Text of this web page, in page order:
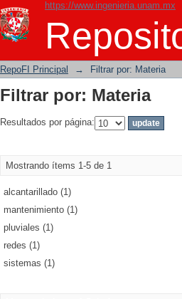
https://www.ingenieria.unam.mx
Filtrar por: Materia
RepoFI Principal → Filtrar por: Materia
Filtrar por: Materia
Resultados por página:
Mostrando ítems 1-5 de 1
alcantarillado (1)
mantenimiento (1)
pluviales (1)
redes (1)
sistemas (1)